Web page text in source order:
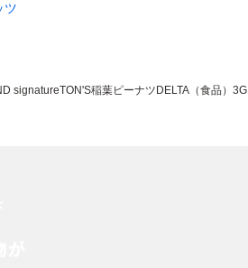
ツ
signatureTON'S稲葉ピーナツ DELTA（食品）